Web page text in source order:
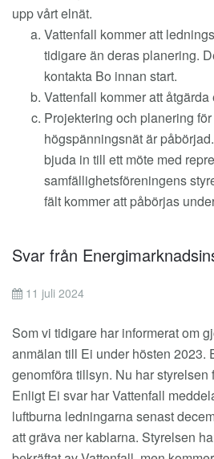
upp vårt elnät.
Vattenfall kommer att
tidigare än deras planering.
kontakta Bo innan start.
Vattenfall kommer att
Projektering och planering
högspänningsnät är
bjuda in till ett möte med
samfällighetsföreningens
fält kommer att påbörjas
Svar från
11 juli 2024
Som vi tidigare har informerat om
anmälan till Ei under hösten 2023.
genomföra tillsyn. Nu har styrelsen
Enligt Ei svar har Vattenfall
luftburna ledningarna senast
att gräva ner kablarna. Styrelsen